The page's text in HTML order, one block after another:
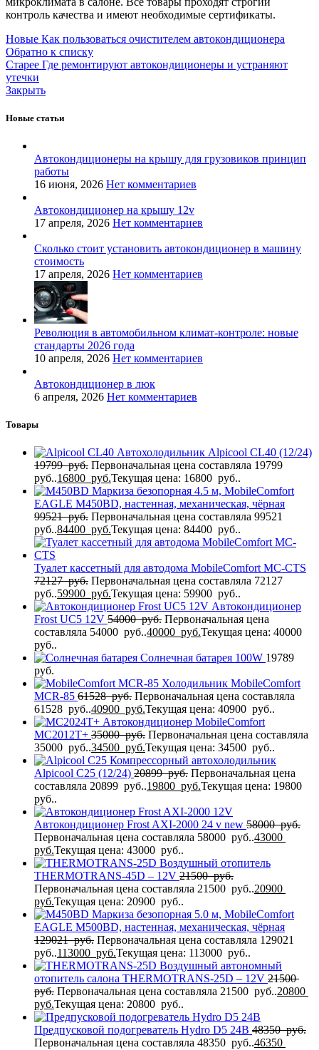
контроль качества и имеют необходимые сертификаты.
Новые Как пользоваться очистителем автокондиционера
Обратно к списку
Старее Где ремонтируют автокондиционеры и устраняют
утечки
Закрыть
Новые статьи
Автокондиционеры на крышу для грузовиков принцип
работы
16 июня, 2026 Нет комментариев
Автокондиционер на крышу 12v
17 апреля, 2026 Нет комментариев
Сколько стоит установить автокондиционер в машину
стоимость
17 апреля, 2026 Нет комментариев
Революция в автомобильном климат-контроле: новые
стандарты 2026 года
10 апреля, 2026 Нет комментариев
Автокондиционер в люк
6 апреля, 2026 Нет комментариев
Товары
Автохолодильник Alpicool CL40 (12/24)
19799руб. Первоначальная цена составляла 19799
руб..16800 руб.Текущая цена: 16800 руб..
Маркиза безопорная 4.5 м, MobileComfort
EAGLE M450BD, настенная, механическая, чёрная
99521руб. Первоначальная цена составляла 99521
руб..84400 руб.Текущая цена: 84400 руб..
Туалет кассетный для автодома MobileComfort MC-CTS
72127руб. Первоначальная цена составляла 72127
руб..59900 руб.Текущая цена: 59900 руб..
Автокондиционер
Frost UC5 12V 54000руб. Первоначальная цена
составляла 54000 руб..40000 руб.Текущая цена: 40000
руб..
Солнечная батарея 100W 19789
руб.
Холодильник MobileComfort
MCR-85 61528руб. Первоначальная цена составляла
61528 руб..40900 руб.Текущая цена: 40900 руб..
Автокондиционер MobileComfort
MC2012T+ 35000руб. Первоначальная цена составляла
35000 руб..34500 руб.Текущая цена: 34500 руб..
Компрессорный автохолодильник
Alpicool C25 (12/24) 20899руб. Первоначальная цена
составляла 20899 руб..19800 руб.Текущая цена: 19800
руб..
Автокондиционер Frost AXI-2000 24 v new 58000руб.
Первоначальная цена составляла 58000 руб..43000
руб.Текущая цена: 43000 руб..
Воздушный отопитель
THERMOTRANS-45D – 12V 21500руб.
Первоначальная цена составляла 21500 руб..20900
руб.Текущая цена: 20900 руб..
Маркиза безопорная 5.0 м, MobileComfort
EAGLE M500BD, настенная, механическая, чёрная
129021руб. Первоначальная цена составляла 129021
руб..113000 руб.Текущая цена: 113000 руб..
Воздушный автономный
отопитель салона THERMOTRANS-25D – 12V 21500
руб. Первоначальная цена составляла 21500 руб..20800
руб.Текущая цена: 20800 руб..
Предпусковой подогреватель Hydro D5 24В 48350руб.
Первоначальная цена составляла 48350 руб..46350